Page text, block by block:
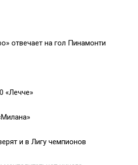
отвечает на гол Пинамонти
«Лечче»
и в Лигу чемпионов